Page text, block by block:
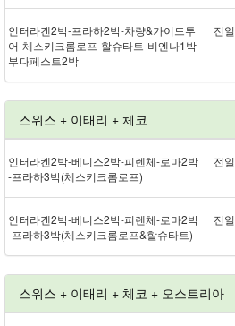
인터라켄 2박 - 프라하 2박 - 차량&가이드투
어 - 체스키크롬로프 - 할슈타트 - 비엔나 1박 -
부다페스트 2박
전일
스위스 + 이태리 + 체코
인터라켄 2박 - 베니스 2박 - 피렌체 - 로마 2박
- 프라하 3박(체스키크롬로프)
전일
인터라켄 2박 - 베니스 2박 - 피렌체 - 로마 2박
- 프라하 3박(체스키크롬로프&할슈타트)
전일
스위스 + 이태리 + 체코 + 오스트리아